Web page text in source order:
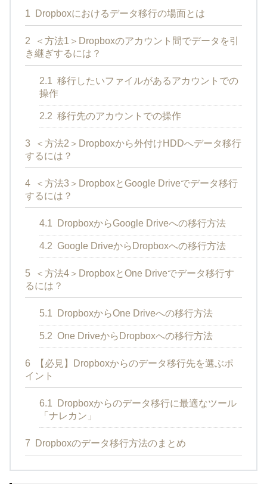
1 Dropboxにおけるデータ移行の場面とは
2
＜方法1＞Dropboxのアカウント間でデータを引
き継ぎするには？
2.1 移行したいファイルがあるアカウントでの
操作
2.2 移行先のアカウントでの操作
3
＜方法2＞Dropboxから外付けHDDへデータ移行
するには？
4
＜方法3＞DropboxとGoogle Driveでデータ移行
するには？
4.1 DropboxからGoogle Driveへの移行方法
4.2 Google DriveからDropboxへの移行方法
5
＜方法4＞DropboxとOne Driveでデータ移行す
るには？
5.1 DropboxからOne Driveへの移行方法
5.2 One DriveからDropboxへの移行方法
6
【必見】Dropboxからのデータ移行先を選ぶポ
イント
6.1
Dropboxからのデータ移行に最適なツール
「ナレカン」
7 Dropboxのデータ移行方法のまとめ